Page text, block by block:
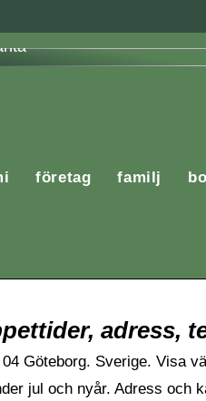
komplett guide för att få
företag familj
adress,
Göteborg. Sverige. Visa
jul och nyår. Adress